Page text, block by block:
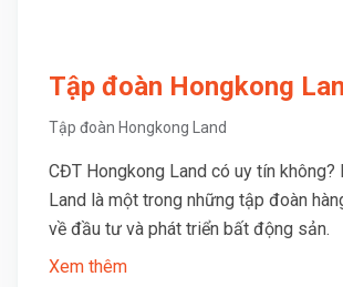
Tập đoàn Hongkong
Tập đoàn Hongkong Land
CĐT Hongkong Land có uy tín không?
Land là một trong những tập đoàn
về đầu tư và phát triển bất động sản.
Xem thêm